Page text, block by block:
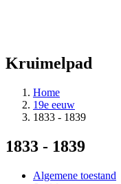
Kruimelpad
Home
19e eeuw
1833 - 1839
1833 - 1839
Algemene toestand